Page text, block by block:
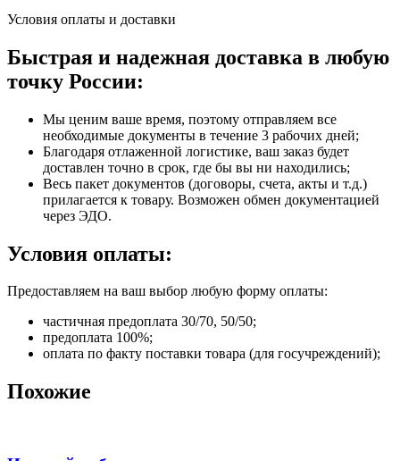
Условия оплаты и доставки
Быстрая и надежная доставка в любую
точку России:
Мы ценим ваше время, поэтому отправляем все
необходимые документы в течение 3 рабочих дней;
Благодаря отлаженной логистике, ваш заказ будет
доставлен точно в срок, где бы вы ни находились;
Весь пакет документов (договоры, счета, акты и т.д.)
прилагается к товару. Возможен обмен документацией
через ЭДО.
Условия оплаты:
Предоставляем на ваш выбор любую форму оплаты:
частичная предоплата 30/70, 50/50;
предоплата 100%;
оплата по факту поставки товара (для госучреждений);
Похожие